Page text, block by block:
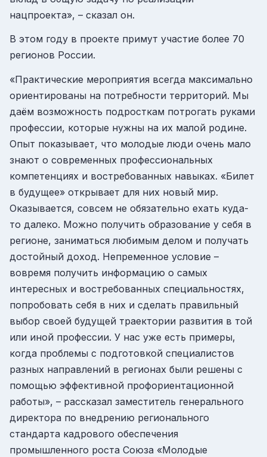
нацпроекта», – сказал он.
В этом году в проекте примут участие более 70
регионов России.
«Практические мероприятия всегда максимально
ориентированы на потребности территорий. Мы
даём возможность подросткам потрогать руками
профессии, которые нужны на их малой родине.
Опыт показывает, что молодые люди очень мало
знают о современных профессиональных
компетенциях и востребованных навыках. «Билет
в будущее» открывает для них новый мир.
Оказывается, совсем не обязательно ехать куда-
то далеко. Можно получить образование у себя в
регионе, заниматься любимым делом и получать
достойный доход. Непременное условие –
вовремя получить информацию о самых
интересных и востребованных специальностях,
попробовать себя в них и сделать правильный
выбор своей будущей траектории развития в той
или иной профессии. У нас уже есть примеры,
когда проблемы с подготовкой специалистов
разных направлений в регионах были решены с
помощью эффективной профориентационной
работы», – рассказал заместитель генерального
директора по внедрению регионального
стандарта кадрового обеспечения
промышленного роста Союза «Молодые